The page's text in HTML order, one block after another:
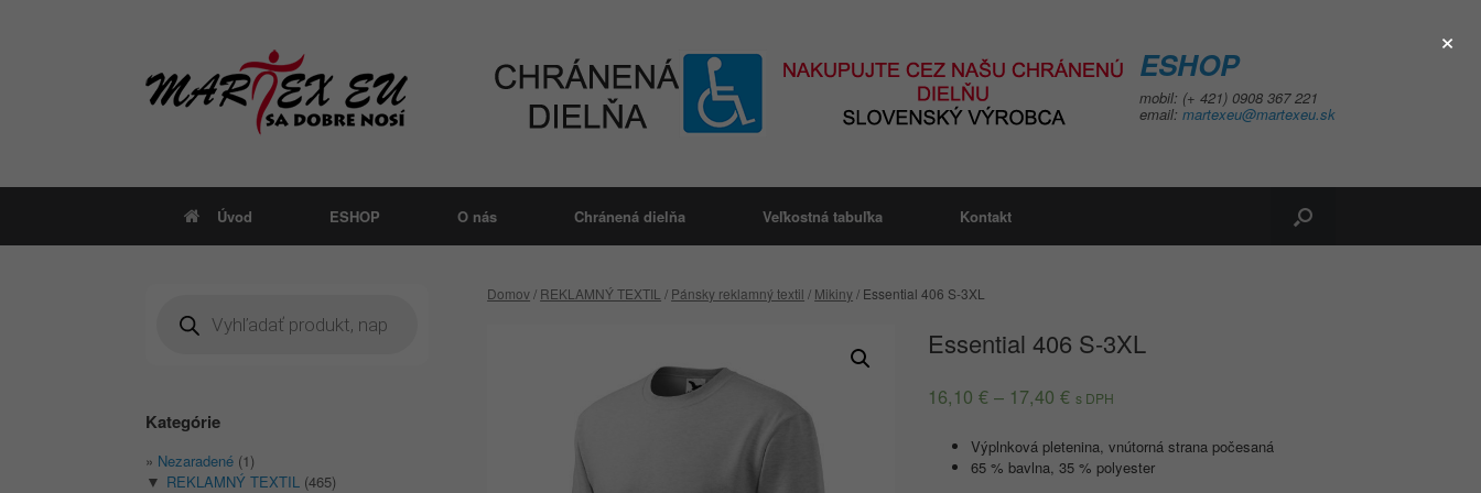
ESHOP
mobil: (+ 421) 0908 367 221
email: martexeu@martexeu.sk
Úvod ESHOP O nás Chránená dielňa Veľkostná tabuľka Kontakt
Domov/ REKLAMNÝ TEXTIL / Pánsky reklamný textil / Mikiny/ Essential 406 S-3XL
Essential 406 S-3XL
16,10€ – 17,40€ s DPH
Výplnková pletenina, vnútorná strana počesaná
65 % bavlna, 35 % polyester
search
Kategórie
Nezaradené (1)
▼ REKLAMNÝ TEXTIL (465)
×